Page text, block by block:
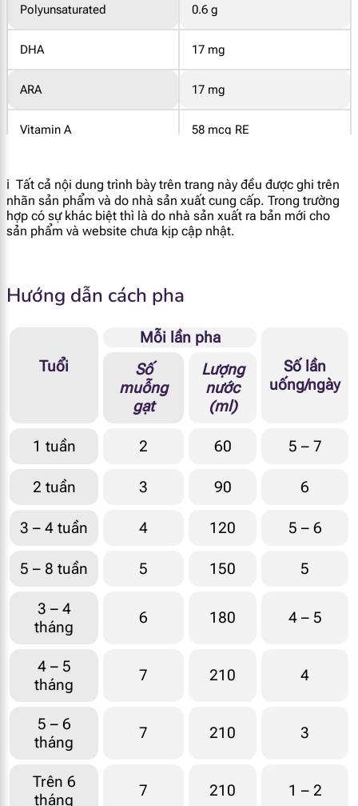
Polyunsaturated 0.6 g
DHA 17 mg
ARA 17 mg
Vitamin A 58 mcg RE
Vitamin D 1.5 mcg
Vitamin C
0.06 mg
Vitamin B2 0.15 mg
0.43 mg
Axit Panthenoic 0.5 mg
Vitamin B6 0.05 mg
Biotin 1.8 mcg
Folate 13 mcg DEF
Vitamin B12 0.13 mcg
Kali
56 mg
ℹ️ Tất cả nội dung trình bày trên trang này đều được ghi trên
nhãn sản phẩm và do nhà sản xuất cung cấp. Trong trường
hợp có sự khác biệt thì là do nhà sản xuất ra bản mới cho
sản phẩm và website chưa kịp cập nhật.
Hướng dẫn cách pha
Tuổi
Mỗi lần pha
Số lần
uống/ngày
Số
muỗng
gạt
Lượng
nước
(ml)
1 tuần 2 60 5 – 7
2 tuần 3 90 6
3 – 4 tuần 4 120 5 – 6
5 – 8 tuần 5 150 5
3 – 4
tháng
6 180 4 – 5
4 – 5
tháng
7 210 4
5 – 6
tháng
7 210 3
Trên 6
tháng
7 210 1 – 2